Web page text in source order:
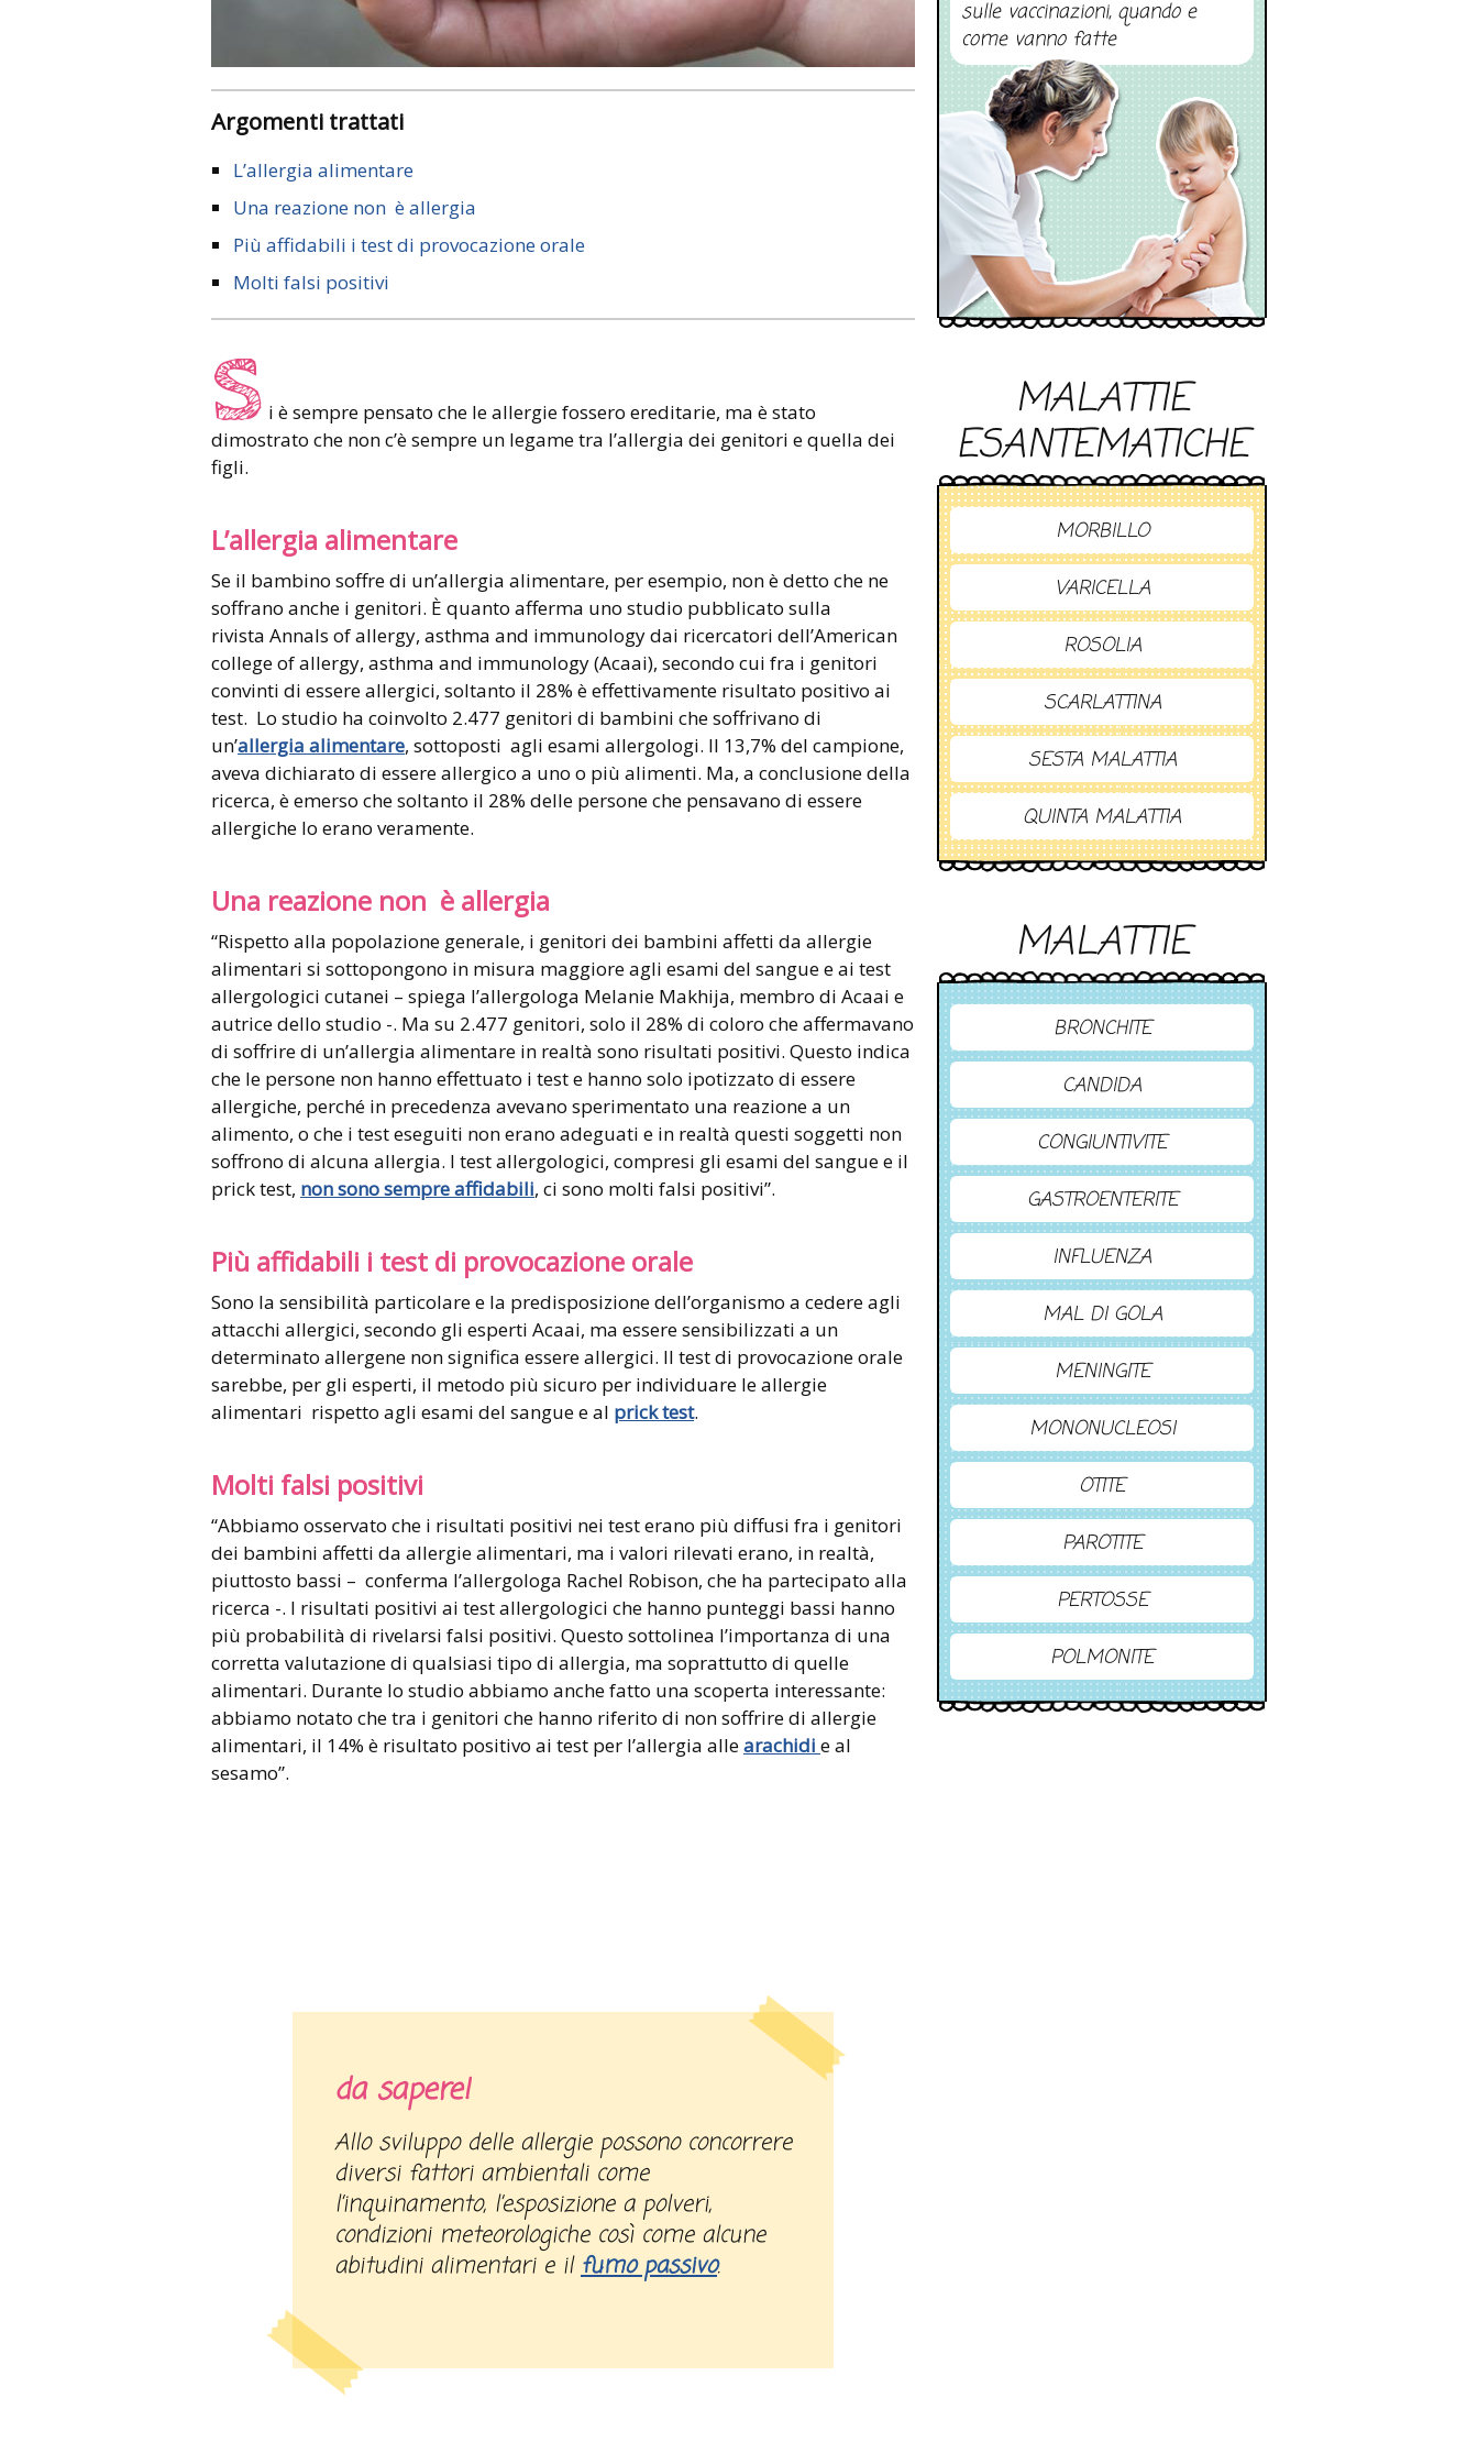
Argomenti trattati
L’allergia alimentare
Una reazione non è allergia
Più affidabili i test di provocazione orale
Molti falsi positivi
S i è sempre pensato che le allergie fossero ereditarie, ma è stato
dimostrato che non c’è sempre un legame tra l’allergia dei genitori e quella dei
figli.
L’allergia alimentare
Se il bambino soffre di un’allergia alimentare, per esempio, non è detto che ne
soffrano anche i genitori. È quanto afferma uno studio pubblicato sulla
rivista Annals of allergy, asthma and immunology dai ricercatori dell’American
college of allergy, asthma and immunology (Acaai), secondo cui fra i genitori
convinti di essere allergici, soltanto il 28% è effettivamente risultato positivo ai
test. Lo studio ha coinvolto 2.477 genitori di bambini che soffrivano di
un’allergia alimentare, sottoposti agli esami allergologi. Il 13,7% del campione,
aveva dichiarato di essere allergico a uno o più alimenti. Ma, a conclusione della
ricerca, è emerso che soltanto il 28% delle persone che pensavano di essere
allergiche lo erano veramente.
Una reazione non è allergia
“Rispetto alla popolazione generale, i genitori dei bambini affetti da allergie
alimentari si sottopongono in misura maggiore agli esami del sangue e ai test
allergologici cutanei – spiega l’allergologa Melanie Makhija, membro di Acaai e
autrice dello studio -. Ma su 2.477 genitori, solo il 28% di coloro che affermavano
di soffrire di un’allergia alimentare in realtà sono risultati positivi. Questo indica
che le persone non hanno effettuato i test e hanno solo ipotizzato di essere
allergiche, perché in precedenza avevano sperimentato una reazione a un
alimento, o che i test eseguiti non erano adeguati e in realtà questi soggetti non
soffrono di alcuna allergia. I test allergologici, compresi gli esami del sangue e il
prick test, non sono sempre affidabili, ci sono molti falsi positivi”.
Più affidabili i test di provocazione orale
Sono la sensibilità particolare e la predisposizione dell’organismo a cedere agli
attacchi allergici, secondo gli esperti Acaai, ma essere sensibilizzati a un
determinato allergene non significa essere allergici. Il test di provocazione orale
sarebbe, per gli esperti, il metodo più sicuro per individuare le allergie
alimentari rispetto agli esami del sangue e al prick test.
Molti falsi positivi
“Abbiamo osservato che i risultati positivi nei test erano più diffusi fra i genitori
dei bambini affetti da allergie alimentari, ma i valori rilevati erano, in realtà,
piuttosto bassi – conferma l’allergologa Rachel Robison, che ha partecipato alla
ricerca -. I risultati positivi ai test allergologici che hanno punteggi bassi hanno
più probabilità di rivelarsi falsi positivi. Questo sottolinea l’importanza di una
corretta valutazione di qualsiasi tipo di allergia, ma soprattutto di quelle
alimentari. Durante lo studio abbiamo anche fatto una scoperta interessante:
abbiamo notato che tra i genitori che hanno riferito di non soffrire di allergie
alimentari, il 14% è risultato positivo ai test per l’allergia allearachidi e al
sesamo”.
da sapere!
Allo sviluppo delle allergie possono concorrere
diversi fattori ambientali come
l’inquinamento, l’esposizione a polveri,
condizioni meteorologiche così come alcune
abitudini alimentari e ilfumo passivo.
sulle vaccinazioni, quando e
come vanno fatte
MALATTIE
ESANTEMATICHE
MORBILLO
VARICELLA
ROSOLIA
SCARLATTINA
SESTA MALATTIA
QUINTA MALATTIA
MALATTIE
BRONCHITE
CANDIDA
CONGIUNTIVITE
GASTROENTERITE
INFLUENZA
MAL DI GOLA
MENINGITE
MONONUCLEOSI
OTITE
PAROTITE
PERTOSSE
POLMONITE